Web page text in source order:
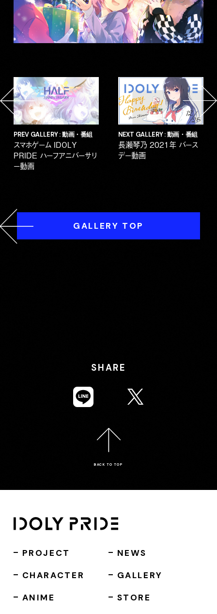
PREV GALLERY : 動画・番組
スマホゲーム IDOLY
PRIDE ハーフアニバーサリ
ー動画
NEXT GALLERY : 動画・番組
長瀬琴乃 2021年 バース
デー動画
GALLERY TOP
SHARE
BACK TO TOP
PROJECT
CHARACTER
ANIME
NEWS
GALLERY
STORE